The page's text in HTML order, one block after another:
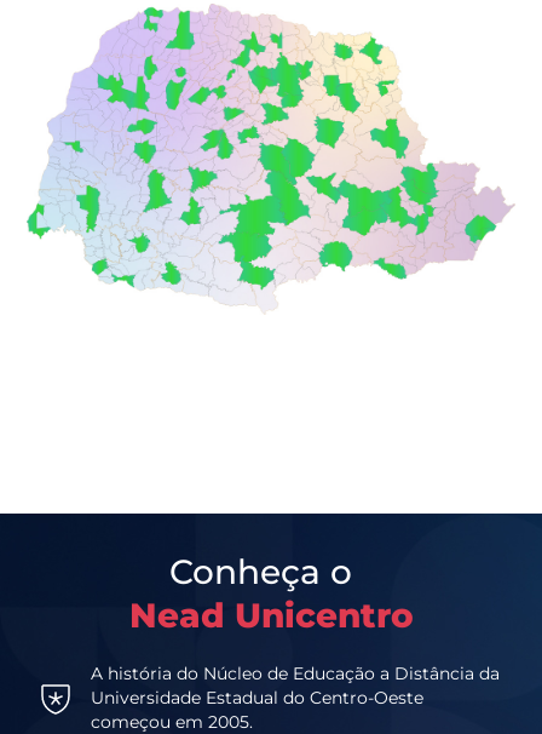
Conheça o
Nead Unicentro
A história do Núcleo de Educação a Distância da
Universidade Estadual do Centro-Oeste
começou em 2005.